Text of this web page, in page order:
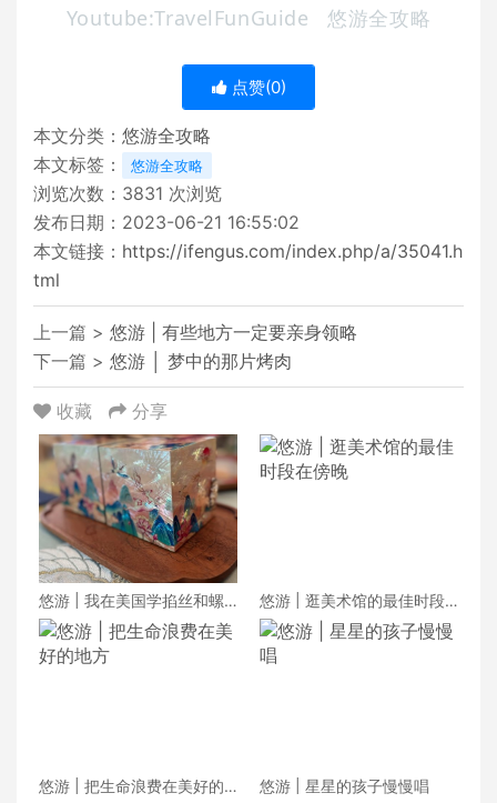
Youtube:TravelFunGuide 悠游全攻略
点赞(0)
本文分类： 悠游全攻略
本文标签：
悠游全攻略
浏览次数： 3831 次浏览
发布日期：2023-06-21 16:55:02
本文链接： https://ifengus.com/index.php/a/35041.h
tml
上一篇 > 悠游 | 有些地方一定要亲身领略
下一篇 > 悠游 │ 梦中的那片烤肉
收藏 分享
悠游 | 我在美国学掐丝和螺
钿
悠游 | 逛美术馆的最佳时段
在傍晚
悠游 | 把生命浪费在美好的
悠游 | 星星的孩子慢慢唱